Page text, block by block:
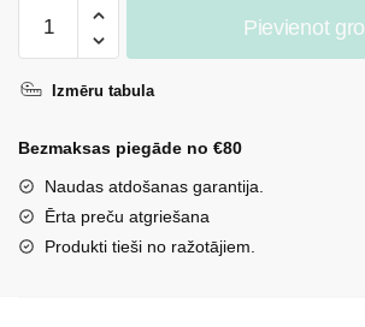
kedas
biezu
baltā
krāsā
Ellerai
daudzums
Pievienot
Izmēru tabula
Bezmaksas piegāde no €80
Naudas atdošanas garantija.
Ērta preču atgriešana
Produkti tieši no ražotājiem.